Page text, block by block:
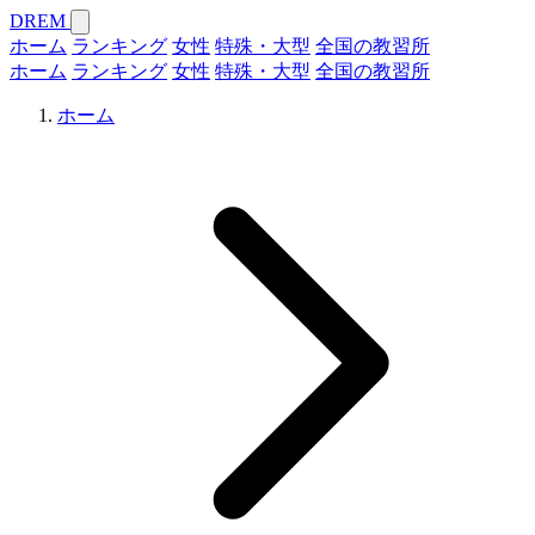
DREM
ホーム ランキング 女性 特殊・大型 全国の教習所
ホーム ランキング 女性 特殊・大型 全国の教習所
ホーム